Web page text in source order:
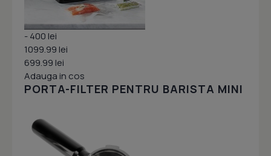
- 400 lei
1099.99 lei
699.99 lei
Adauga in cos
PORTA-FILTER PENTRU BARISTA MINI